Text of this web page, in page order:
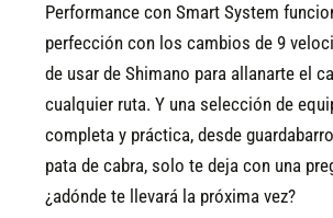
Performance con Smart System
perfección con los cambios de 9
de usar de Shimano para allanarte el
cualquier ruta. Y una selección de
completa y práctica, desde
pata de cabra, solo te deja con una
¿adónde te llevará la próxima vez?